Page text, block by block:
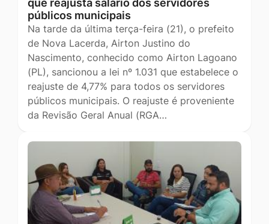
que reajusta salário dos servidores
públicos municipais
Na tarde da última terça-feira (21), o prefeito
de Nova Lacerda, Airton Justino do
Nascimento, conhecido como Airton Lagoano
(PL), sancionou a lei nº 1.031 que estabelece o
reajuste de 4,77% para todos os servidores
públicos municipais. O reajuste é proveniente
da Revisão Geral Anual (RGA…